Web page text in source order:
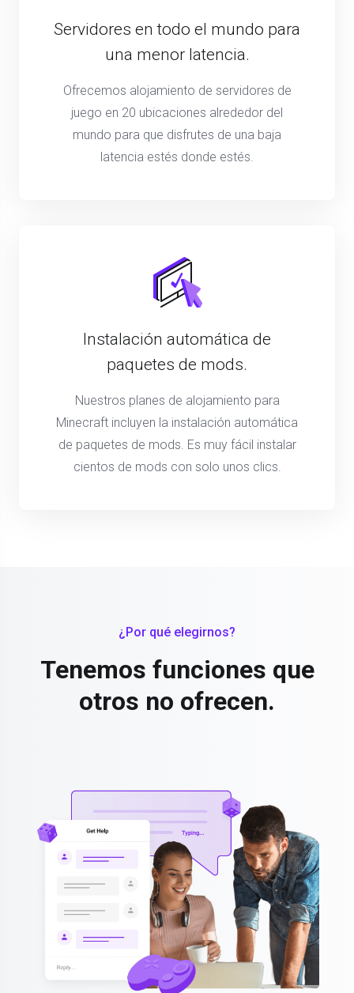
Servidores en todo el mundo para
una menor latencia.
Ofrecemos alojamiento de servidores de
juego en 20 ubicaciones alrededor del
mundo para que disfrutes de una baja
latencia estés donde estés.
Instalación automática de
paquetes de mods.
Nuestros planes de alojamiento para
Minecraft incluyen la instalación automática
de paquetes de mods. Es muy fácil instalar
cientos de mods con solo unos clics.
¿Por qué elegirnos?
Tenemos funciones que
otros no ofrecen.